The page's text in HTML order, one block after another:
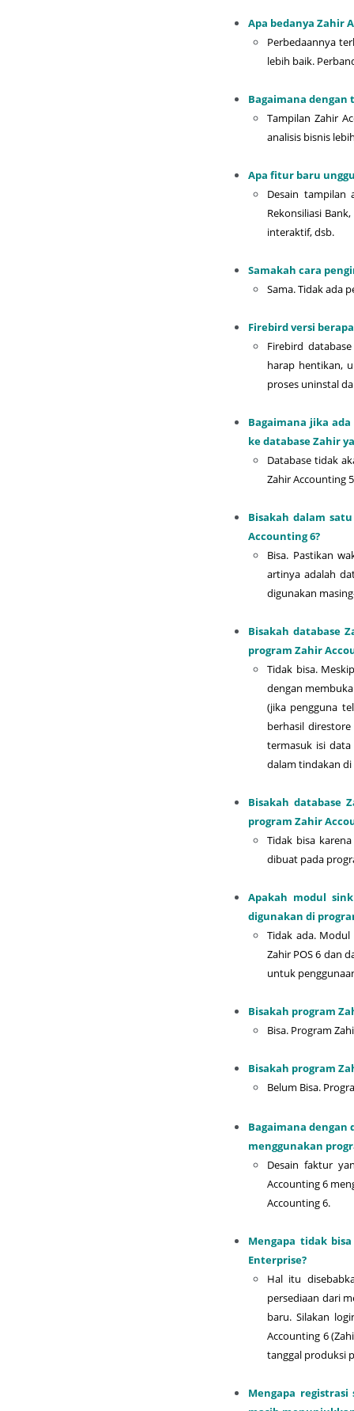
Apa bedanya Zahir
Perbedaannya
lebih baik.
Bagaimana dengan
Tampilan Zahir
analisis bisnis
Apa fitur baru
Desain tampilan
Rekonsiliasi
interaktif, dsb.
Samakah cara
Sama. Tidak ada
Firebird versi
Firebird
harap hentikan,
proses uninstal
Bagaimana jika
ke database Zahir
Database tidak
Zahir Accounting
Bisakah dalam
Accounting 6?
Bisa. Pastikan
artinya adalah
digunakan
Bisakah database
program Zahir
Tidak bisa.
dengan
(jika pengguna
berhasil
termasuk isi
dalam tindakan di
Bisakah database
program Zahir
Tidak bisa
dibuat pada
Apakah modul
digunakan di
Tidak ada.
Zahir POS 6 dan
untuk
Bisakah program
Bisa. Program
Bisakah program
Belum Bisa.
Bagaimana dengan
menggunakan
Desain faktur
Accounting 6
Accounting 6.
Mengapa tidak
Enterprise?
Hal itu
persediaan dari
baru. Silakan
Accounting 6
tanggal produksi
Mengapa